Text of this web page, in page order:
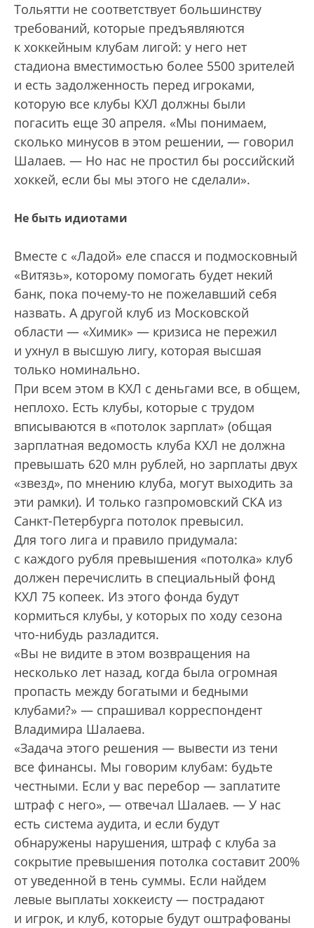
Тольятти не соответствует большинству
требований, которые предъявляются
к хоккейным клубам лигой: у него нет
стадиона вместимостью более 5500 зрителей
и есть задолженность перед игроками,
которую все клубы КХЛ должны были
погасить еще 30 апреля. «Мы понимаем,
сколько минусов в этом решении, — говорил
Шалаев. — Но нас не простил бы российский
хоккей, если бы мы этого не сделали».
Не быть идиотами
Вместе с «Ладой» еле спасся и подмосковный
«Витязь», которому помогать будет некий
банк, пока почему-то не пожелавший себя
назвать. А другой клуб из Московской
области — «Химик» — кризиса не пережил
и ухнул в высшую лигу, которая высшая
только номинально.
При всем этом в КХЛ с деньгами все, в общем,
неплохо. Есть клубы, которые с трудом
вписываются в «потолок зарплат» (общая
зарплатная ведомость клуба КХЛ не должна
превышать 620 млн рублей, но зарплаты двух
«звезд», по мнению клуба, могут выходить за
эти рамки). И только газпромовский СКА из
Санкт-Петербурга потолок превысил.
Для того лига и правило придумала:
с каждого рубля превышения «потолка» клуб
должен перечислить в специальный фонд
КХЛ 75 копеек. Из этого фонда будут
кормиться клубы, у которых по ходу сезона
что-нибудь разладится.
«Вы не видите в этом возвращения на
несколько лет назад, когда была огромная
пропасть между богатыми и бедными
клубами?» — спрашивал корреспондент
Владимира Шалаева.
«Задача этого решения — вывести из тени
все финансы. Мы говорим клубам: будьте
честными. Если у вас перебор — заплатите
штраф с него», — отвечал Шалаев. — У нас
есть система аудита, и если будут
обнаружены нарушения, штраф с клуба за
сокрытие превышения потолка составит 200%
от уведенной в тень суммы. Если найдем
левые выплаты хоккеисту — пострадают
и игрок, и клуб, которые будут оштрафованы